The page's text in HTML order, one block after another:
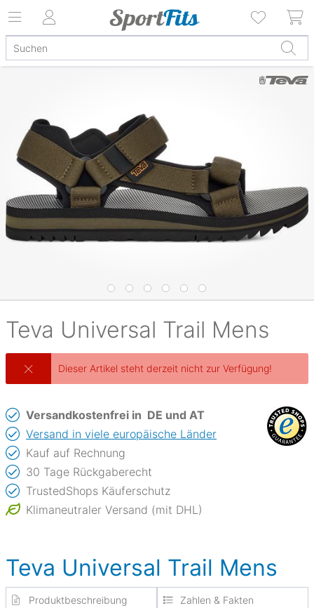
Teva Universal Trail Mens
Dieser Artikel steht derzeit nicht zur Verfügung!
Versandkostenfrei in DE und AT
Versand in viele europäische Länder
Kauf auf Rechnung
30 Tage Rückgaberecht
TrustedShops Käuferschutz
Klimaneutraler Versand (mit DHL)
Teva Universal Trail Mens
Produktbeschreibung Zahlen & Fakten